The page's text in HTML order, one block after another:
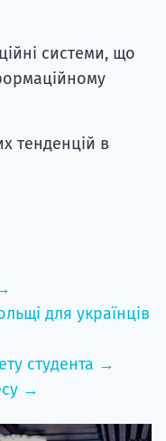
системи, що
тенденцій в
для українців
студента →
→